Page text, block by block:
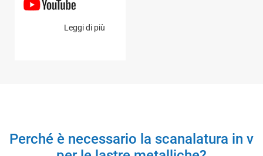
Leggi di più
Perché è necessario la scanalatura in v